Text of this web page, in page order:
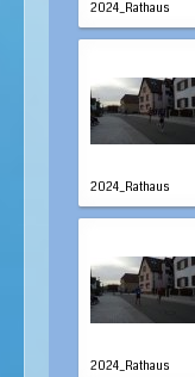
2024_Rathaus
2024_Rathaus
2024_Rathaus